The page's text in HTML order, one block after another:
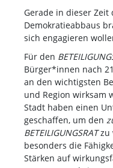
Gerade in dieser Zeit
Demokratieabbaus
sich engagieren
Für den
Bürger*innen nach
an den wichtigsten
und Region wirksam
Stadt haben einen
geschaffen, um den
BETEILIGUNGSRATzu
besonders die
Stärken auf